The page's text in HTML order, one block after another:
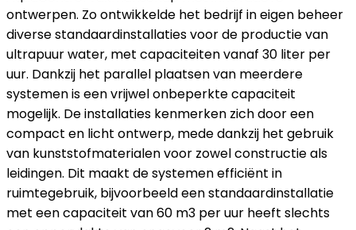
ontwerpen. Zo ontwikkelde het bedrijf in eigen beheer
diverse standaardinstallaties voor de productie van
ultrapuur water, met capaciteiten vanaf 30 liter per
uur. Dankzij het parallel plaatsen van meerdere
systemen is een vrijwel onbeperkte capaciteit
mogelijk. De installaties kenmerken zich door een
compact en licht ontwerp, mede dankzij het gebruik
van kunststofmaterialen voor zowel constructie als
leidingen. Dit maakt de systemen efficiënt in
ruimtegebruik, bijvoorbeeld een standaardinstallatie
met een capaciteit van 60 m3 per uur heeft slechts